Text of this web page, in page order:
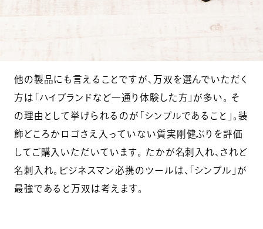
他の製品にも言えることですが、万双を選んでいただく
方は「ハイブランドなど一通り体験した方」が多い。 そ
の理由として挙げられるのが「シンプルであること」。装
飾どころかロゴさえ入っていない質実剛健ぶりを評価
してご購入いただいています。 たかが名刺入れ、されど
名刺入れ。ビジネスマン必携のツールは、「シンプル」が
最強であると万双は考えます。